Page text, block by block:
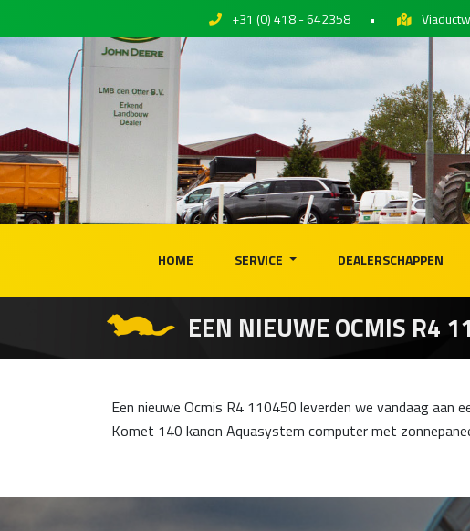
+31 (0) 418 - 642358 •
HOME SERVICE DEALERSCHAPPEN
EEN NIEUWE OCMIS R4
Een nieuwe Ocmis R4 110450 leverden we vandaag
Komet 140 kanon Aquasystem computer met